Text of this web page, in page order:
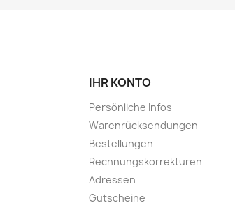
IHR KONTO
Persönliche Infos
Warenrücksendungen
Bestellungen
Rechnungskorrekturen
Adressen
Gutscheine